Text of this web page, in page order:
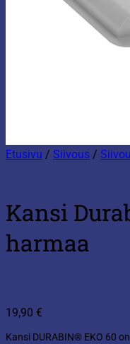
Etusivu / Siivous /
Kansi
harmaa
19,90 €
Kansi DURABIN® EKO 60